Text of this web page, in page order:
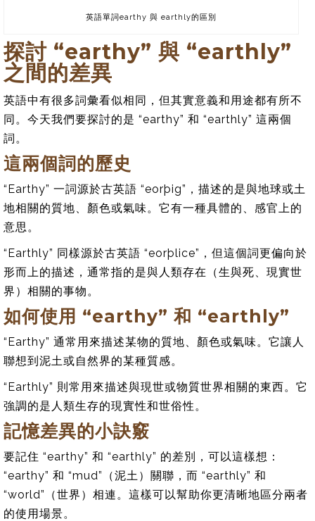
英語單詞earthy 與 earthly的區別
探討 “earthy” 與 “earthly”
之間的差異
英語中有很多詞彙看似相同，但其實意義和用途都有所不
同。今天我們要探討的是 “earthy” 和 “earthly” 這兩個
詞。
這兩個詞的歷史
“Earthy” 一詞源於古英語 “eorþig”，描述的是與地球或土
地相關的質地、顏色或氣味。它有一種具體的、感官上的
意思。
“Earthly” 同樣源於古英語 “eorþlice”，但這個詞更偏向於
形而上的描述，通常指的是與人類存在（生與死、現實世
界）相關的事物。
如何使用 “earthy” 和 “earthly”
“Earthy” 通常用來描述某物的質地、顏色或氣味。它讓人
聯想到泥土或自然界的某種質感。
“Earthly” 則常用來描述與現世或物質世界相關的東西。它
強調的是人類生存的現實性和世俗性。
記憶差異的小訣竅
要記住 “earthy” 和 “earthly” 的差別，可以這樣想：
“earthy” 和 “mud”（泥土）關聯，而 “earthly” 和
“world”（世界）相連。這樣可以幫助你更清晰地區分兩者
的使用場景。